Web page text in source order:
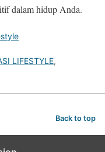
dalam hidup Anda.
LIFESTYLE,
Back to top